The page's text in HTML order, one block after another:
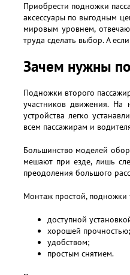
Приобрести подножки
аксессуары по выгодным
мировым уровнем,
труда сделать выбор. А
Зачем нужны
Подножки второго
участников движения. На
устройства легко
всем пассажирам и
Большинство моделей
мешают при езде, лишь
преодоления большого
Монтаж простой, подножки
доступной
хорошей прочностью;
удобством;
простым снятием.